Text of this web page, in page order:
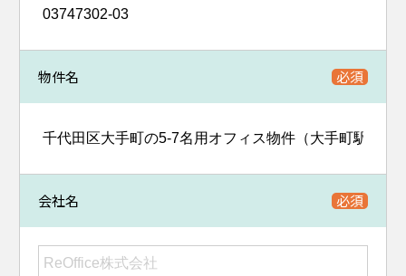
物件名
会社名